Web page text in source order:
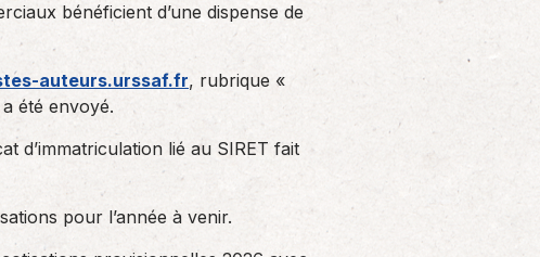
bénéficient d’une dispense de
auteurs.urssaf.fr, rubrique «
été envoyé.
d’immatriculation lié au SIRET fait
pour l’année à venir.